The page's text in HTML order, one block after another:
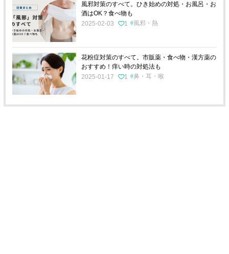
風邪対策のすべて。ひき始めの対処・お風呂・お
酒はOK？食べ物も
2025-02-03
1 風邪・熱
花粉症対策のすべて。市販薬・食べ物・漢方薬の
おすすめ！痒い時の対処法も
2025-01-17
1 鼻・耳・喉